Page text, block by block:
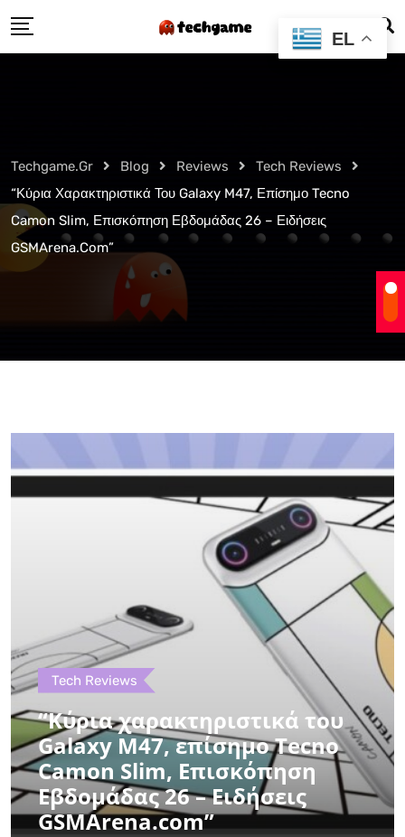
to
Techgame.gr Blog Reviews
Tech Reviews
“Κύρια Χαρακτηριστικά Του Galaxy M47, Επίσημο Tecno
Camon Slim, Επισκόπηση Εβδομάδας 26 – Ειδήσεις
GSMArena.com”
Tech Reviews
“Κύρια χαρακτηριστικά του
Galaxy M47, επίσημο Tecno
Camon Slim, Επισκόπηση
Εβδομάδας 26 – Ειδήσεις
GSMArena.com”
EL